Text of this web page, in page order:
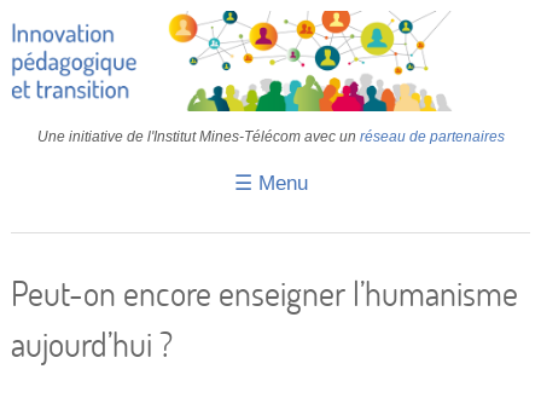
Une initiative de l'Institut Mines-Télécom avec un réseau de partenaires
☰ Menu
Retours d’expériences
Peut-on encore enseigner l’humanisme
aujourd’hui ?